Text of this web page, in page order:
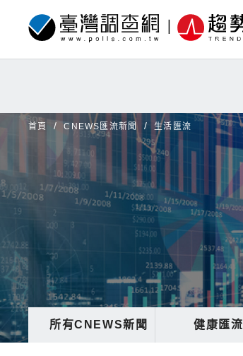
首頁 CNEWS匯流新聞 生活匯流
所有CNEWS新聞 健康匯流